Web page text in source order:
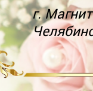
г.